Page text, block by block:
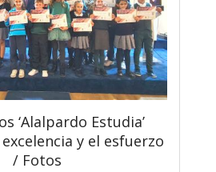
‘Alalpardo Estudia’
y el esfuerzo
/ Fotos